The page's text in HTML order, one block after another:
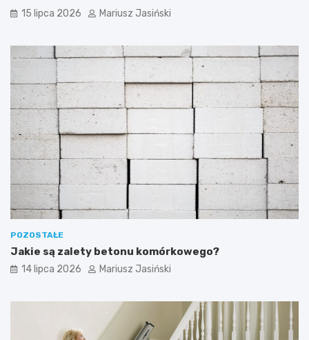
15 lipca 2026 Mariusz Jasiński
POZOSTAŁE
Jakie są zalety betonu komórkowego?
14 lipca 2026 Mariusz Jasiński